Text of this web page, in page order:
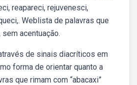
reapareci, rejuvenesci,
Weblista de palavras que
acentuação.
de sinais diacríticos em
forma de orientar quanto a
que rimam com “abacaxi”